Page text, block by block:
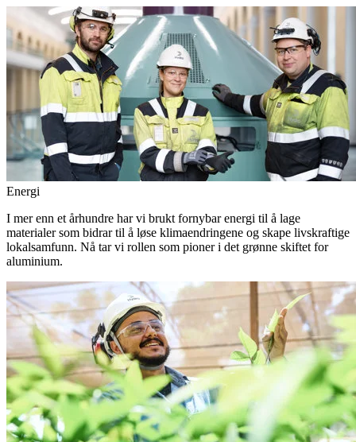
Energi
I mer enn et århundre har vi brukt fornybar energi til å lage
materialer som bidrar til å løse klimaendringene og skape livskraftige
lokalsamfunn. Nå tar vi rollen som pioner i det grønne skiftet for
aluminium.